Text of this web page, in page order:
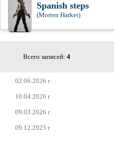
Spanish steps
(Morten Harket)
Всего записей: 4
02.06.2026 г.
10.04.2026 г.
09.03.2026 г.
09.12.2025 г.